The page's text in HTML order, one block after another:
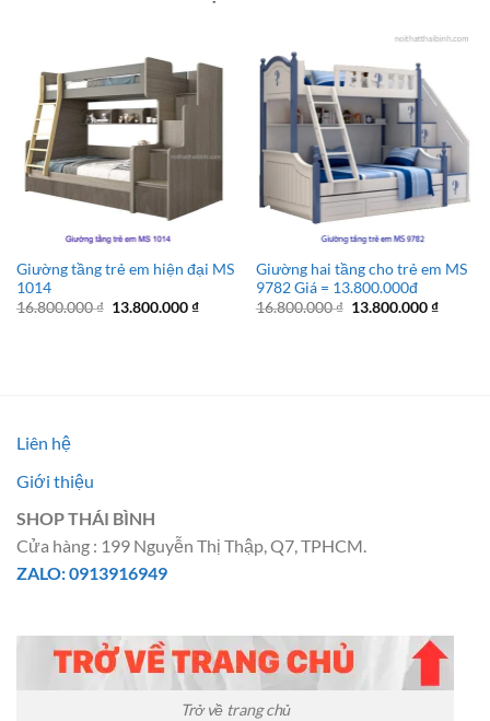
Giường tầng trẻ em hiện đại MS
1014
16.800.000₫ Giá
13.800.000₫Giá
Giường hai tầng cho trẻ em MS
9782 Giá = 13.800.000đ
16.800.000₫ Giá
13.800.000₫Giá
Liên hệ
Giới thiệu
SHOP THÁI BÌNH
Cửa hàng : 199 Nguyễn Thị Thập, Q7, TPHCM.
ZALO: 0913916949
Trở về trang chủ